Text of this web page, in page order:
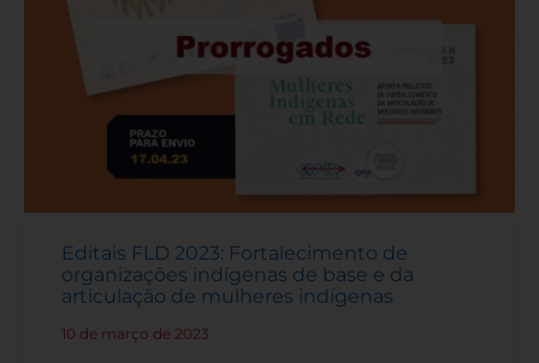
Editais FLD 2023: Fortalecimento de
organizações indígenas de base e da
articulação de mulheres indígenas
10 de março de 2023